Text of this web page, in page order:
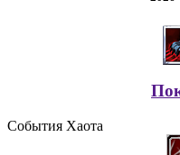
События Хаота